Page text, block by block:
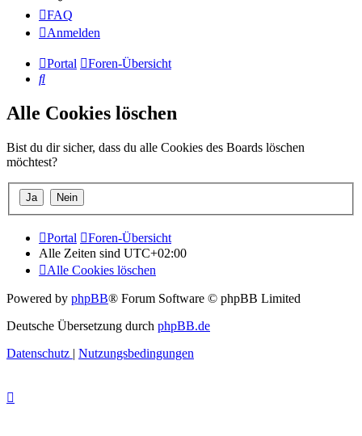
FAQ
Anmelden
Portal
Foren-Übersicht
Suche
Alle Cookies löschen
Bist du dir sicher, dass du alle Cookies des Boards löschen
möchtest?
Portal
Foren-Übersicht
Alle Zeiten sind UTC+02:00
Alle Cookies löschen
Powered by phpBB® Forum Software © phpBB Limited
Deutsche Übersetzung durch phpBB.de
Datenschutz | Nutzungsbedingungen